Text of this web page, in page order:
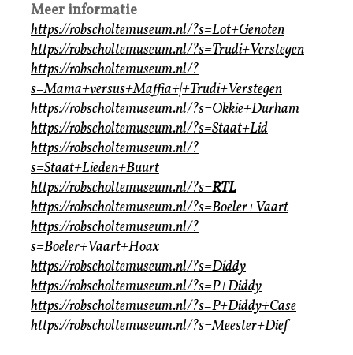
Meer informatie
https://robscholtemuseum.nl/?s=Lot+Genoten
https://robscholtemuseum.nl/?s=Trudi+Verstegen
https://robscholtemuseum.nl/?
s=Mama+versus+Maffia+|+Trudi+Verstegen
https://robscholtemuseum.nl/?s=Okkie+Durham
https://robscholtemuseum.nl/?s=Staat+Lid
https://robscholtemuseum.nl/?
s=Staat+Lieden+Buurt
https://robscholtemuseum.nl/?s=RTL
https://robscholtemuseum.nl/?s=Boeler+Vaart
https://robscholtemuseum.nl/?
s=Boeler+Vaart+Hoax
https://robscholtemuseum.nl/?s=Diddy
https://robscholtemuseum.nl/?s=P+Diddy
https://robscholtemuseum.nl/?s=P+Diddy+Case
https://robscholtemuseum.nl/?s=Meester+Dief